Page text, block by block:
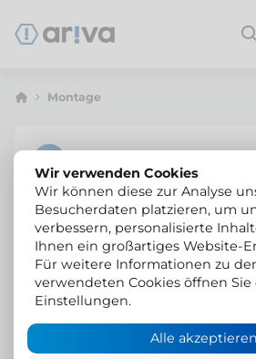
Montage
Wir verwenden Cookies
Wir können diese zur Analyse
Besucherdaten platzieren, um
verbessern, personalisierte
Ihnen ein großartiges Website-
Für weitere Informationen zu
verwendeten Cookies öffnen Sie
Einstellungen.
Alle akzeptieren